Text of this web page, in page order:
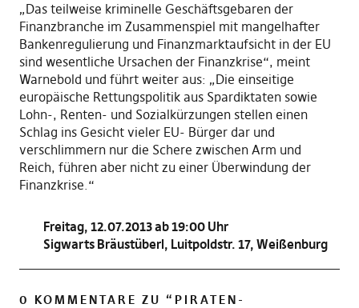
„Das teilweise kriminelle Geschäftsgebaren der
Finanzbranche im Zusammenspiel mit mangelhafter
Bankenregulierung und Finanzmarktaufsicht in der EU
sind wesentliche Ursachen der Finanzkrise“, meint
Warnebold und führt weiter aus: „Die einseitige
europäische Rettungspolitik aus Spardiktaten sowie
Lohn-, Renten- und Sozialkürzungen stellen einen
Schlag ins Gesicht vieler EU- Bürger dar und
verschlimmern nur die Schere zwischen Arm und
Reich, führen aber nicht zu einer Überwindung der
Finanzkrise.“
Freitag, 12.07.2013 ab 19:00 Uhr
Sigwarts Bräustüberl, Luitpoldstr. 17, Weißenburg
0 KOMMENTARE ZU “ PIRATEN-